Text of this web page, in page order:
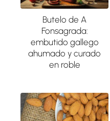
Butelo de A
Fonsagrada:
embutido gallego
ahumado y curado
en roble